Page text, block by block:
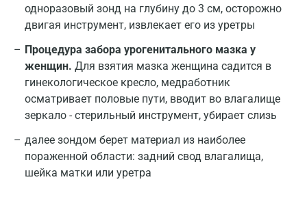
одноразовый зонд на глубину до 3 см, осторожно
двигая инструмент, извлекает его из уретры
Процедура забора урогенитального мазка у
женщин. Для взятия мазка женщина садится в
гинекологическое кресло, медработник
осматривает половые пути, вводит во влагалище
зеркало - стерильный инструмент, убирает слизь
далее зондом берет материал из наиболее
пораженной области: задний свод влагалища,
шейка матки или уретра